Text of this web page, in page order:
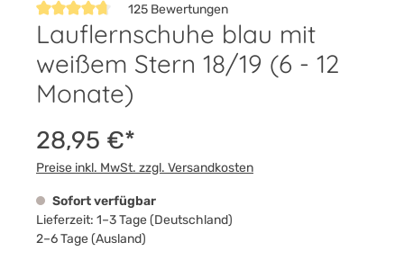
Durchschnittliche Bewertung von 4.7 von 5 Sternen
125 Bewertungen
Lauflernschuhe blau mit
weißem Stern 18/19 (6 - 12
Monate)
28,95 €*
Preise inkl. MwSt. zzgl. Versandkosten
Sofort verfügbar
Lieferzeit: 1–3 Tage (Deutschland)
2–6 Tage (Ausland)